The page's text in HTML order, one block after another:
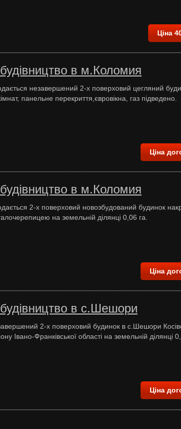
Ціна
в м.Коломия
незавершений 2-х поверховий цегляний
панельне перекриття,євровікна, газ підведено.
Ціна
в м.Коломия
2-х поверховий новозбудований будинок
на земельній ділянці 0,06 га.
Ціна
в с.Шешори
2-х поверховий будинок в с.Шешори
Івано-Франківської області на земельній ділянці
Ціна